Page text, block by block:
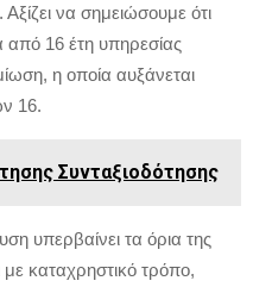
να σημειώσουμε ότι
από 16 έτη υπηρεσίας
η οποία αυξάνεται
16.
Συνταξιοδότησης
υπερβαίνει τα όρια της
με καταχρηστικό τρόπο,